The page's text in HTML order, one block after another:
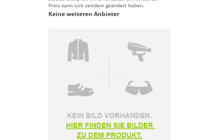
Preis kann sich seitdem geändert haben.
Keine weiteren Anbieter